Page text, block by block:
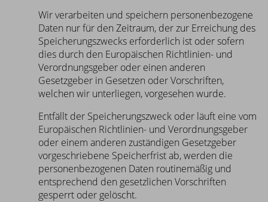
Wir verarbeiten und speichern personenbezogene
Daten nur für den Zeitraum, der zur Erreichung des
Speicherungszwecks erforderlich ist oder sofern
dies durch den Europäischen Richtlinien- und
Verordnungsgeber oder einen anderen
Gesetzgeber in Gesetzen oder Vorschriften,
welchen wir unterliegen, vorgesehen wurde.
Entfällt der Speicherungszweck oder läuft eine vom
Europäischen Richtlinien- und Verordnungsgeber
oder einem anderen zuständigen Gesetzgeber
vorgeschriebene Speicherfrist ab, werden die
personenbezogenen Daten routinemäßig und
entsprechend den gesetzlichen Vorschriften
gesperrt oder gelöscht.